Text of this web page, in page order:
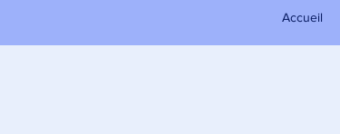
Accueil